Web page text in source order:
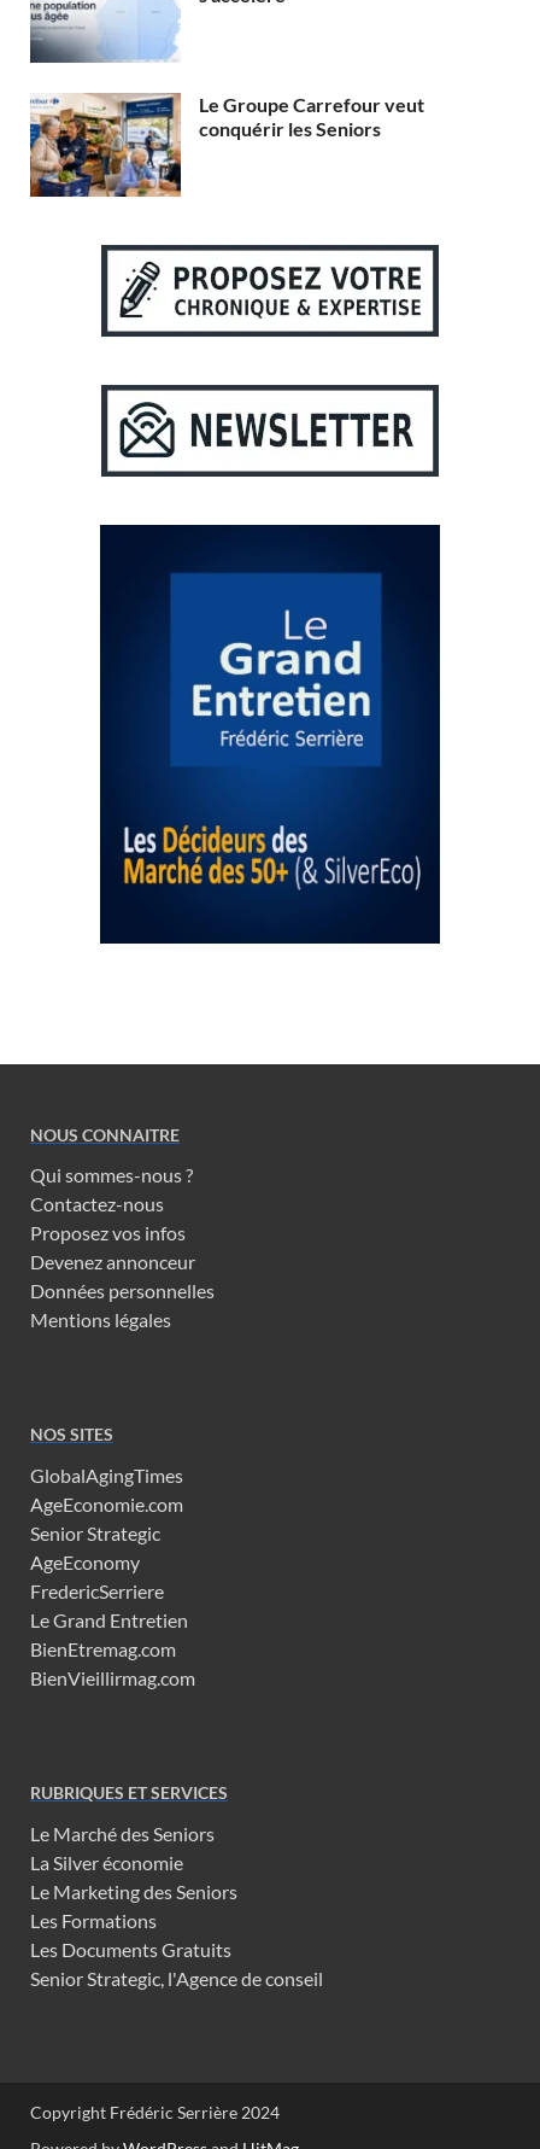
Le Groupe Carrefour veut
conquérir les Seniors
NOUS CONNAITRE
Qui sommes-nous ?
Contactez-nous
Proposez vos infos
Devenez annonceur
Données personnelles
Mentions légales
NOS SITES
GlobalAgingTimes
AgeEconomie.com
Senior Strategic
AgeEconomy
FredericSerriere
Le Grand Entretien
BienEtremag.com
BienVieillirmag.com
RUBRIQUES ET SERVICES
Le Marché des Seniors
La Silver économie
Le Marketing des Seniors
Les Formations
Les Documents Gratuits
Senior Strategic, l'Agence de conseil
Copyright Frédéric Serrière 2024